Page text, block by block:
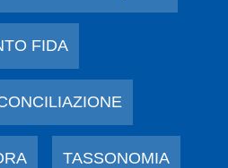
FIDA
TASSONOMIA